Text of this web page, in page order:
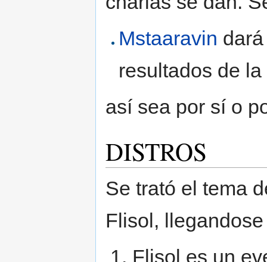
Mstaaravin
resultados de
así sea por sí o
DISTROS
Se trató el tema
Flisol,
Flisol es un